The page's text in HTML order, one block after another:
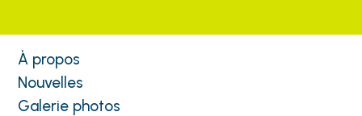
À propos
Nouvelles
Galerie photos